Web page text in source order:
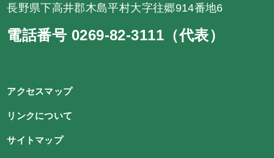
長野県下高井郡木島平村大字往郷914番地6
電話番号 0269-82-3111（代表）
アクセスマップ
リンクについて
サイトマップ